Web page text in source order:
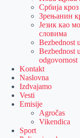
Србија
Зрењанин
Језик као
словима
Bezbednost
Bezbednost
odgovornost
Kontakt
Naslovna
Izdvajamo
Vesti
Emisije
Agročas
Vikendica
Sport